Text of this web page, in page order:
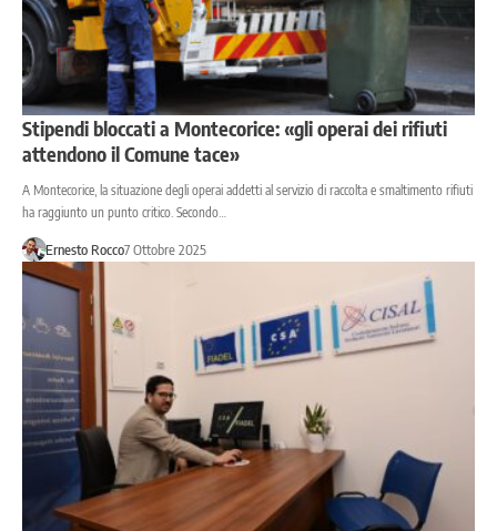
Stipendi bloccati a Montecorice: «gli operai dei rifiuti
attendono il Comune tace»
A Montecorice, la situazione degli operai addetti al servizio di raccolta e smaltimento rifiuti
ha raggiunto un punto critico. Secondo…
Ernesto Rocco7 Ottobre 2025